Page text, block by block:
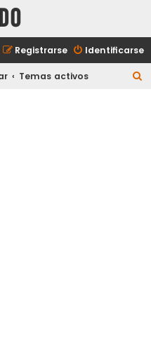
Identificarse
Registrarse
Temas activos